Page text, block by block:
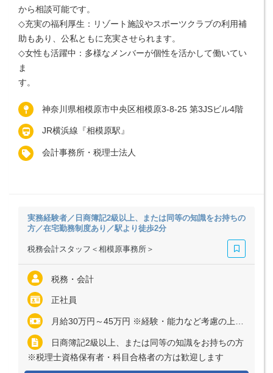
から相談可能です。
◇充実の福利厚生：リゾート施設やスポーツクラブの利用補
助もあり、公私ともに充実させられます。
◇女性も活躍中：多様なメンバーが個性を活かして働いてい
ま
す
神奈川県相模原市中央区相模原3-8-25 第3JSビル4階
JR横浜線『相模原駅』
会計事務所・税理士法人
実務経験者／日商簿記2級以上、または同等の知識をお持ちの
方／在宅勤務制度あり／駅より徒歩2分
税務会計スタッフ＜相模原事務所＞
税務・会計
正社員
月給30万円～45万円 ※経験・能力など考慮の上、決定いたします ※残業代は全額支給
日商簿記2級以上、または同等の知識をお持ちの方
※税理士資格保有者・科目合格者の方は歓迎します